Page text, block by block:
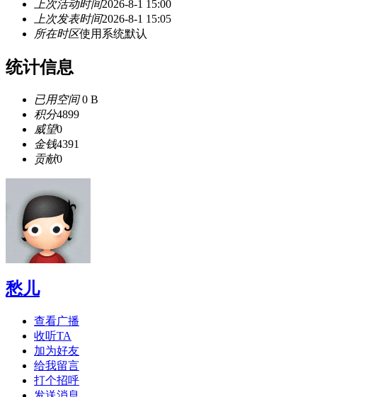
上次活动时间2026-8-1 15:00
上次发表时间2026-8-1 15:05
所在时区使用系统默认
统计信息
已用空间0 B
积分4899
威望0
金钱4391
贡献0
愁儿
查看广播
收听TA
加为好友
给我留言
打个招呼